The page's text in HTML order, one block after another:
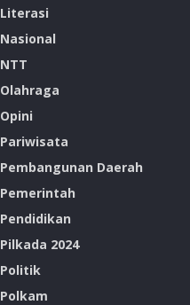
Literasi
Nasional
NTT
Olahraga
Opini
Pariwisata
Pembangunan Daerah
Pemerintah
Pendidikan
Pilkada 2024
Politik
Polkam